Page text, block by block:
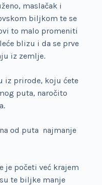
maslačak i
biljkom te se
to malo promeniti
blizu i da se prve
iz zemlje.
iz prirode, koju ćete
puta, naročito
od puta najmanje
je početi već krajem
te biljke manje